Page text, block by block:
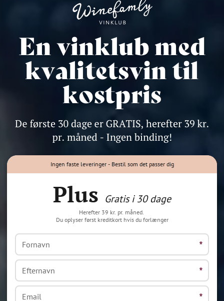
Ingen faste leveringer - Bestil som det passer dig
Plus Gratis i 30 dage
Herefter 39 kr. pr. måned.
Du oplyser først kreditkort hvis du forlænger